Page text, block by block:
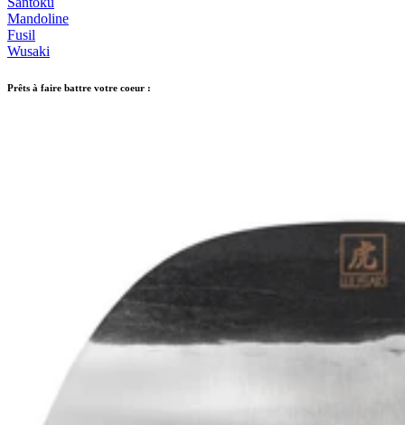
Mandoline
Fusil
Wusaki
Prêts à faire battre votre coeur :